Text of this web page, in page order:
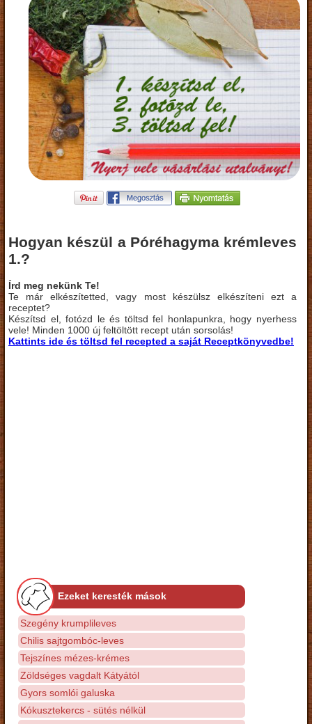
Hogyan készül a Póréhagyma krémleves
1.?
Írd meg nekünk Te!
Te már elkészítetted, vagy most készülsz elkészíteni ezt a
receptet?
Készítsd el, fotózd le és töltsd fel honlapunkra, hogy nyerhess
vele! Minden 1000 új feltöltött recept után sorsolás!
Kattints ide és töltsd fel recepted a saját Receptkönyvedbe!
Ezeket keresték mások
Szegény krumplileves
Chilis sajtgombóc-leves
Tejszínes mézes-krémes
Zöldséges vagdalt Kátyától
Gyors somlói galuska
Kókusztekercs - sütés nélkül